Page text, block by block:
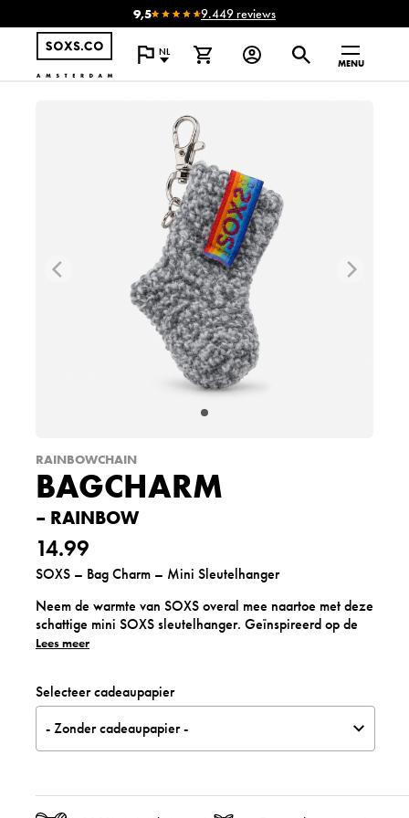
9,5 9.449 reviews
NL
MENU
RAINBOWCHAIN
BAGCHARM
– RAINBOW
14.99
SOXS – Bag Charm – Mini Sleutelhanger
Neem de warmte van SOXS overal mee naartoe met deze
schattige mini SOXS sleutelhanger. Geïnspireerd op de
iconische wollen sokken van SOXS is deze
sleutelbos kunt bevestigen.
De grijs gemêleerde tint en het herkenbare SOXS-label
maken deze bag charm tot een stijlvol en tijdloos
Lees meer
Selecteer cadeaupapier
- Zonder cadeaupapier -